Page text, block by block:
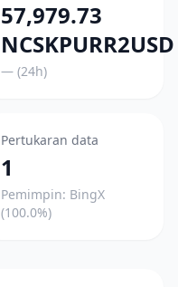
57,979.73
NCSKPURR2USD
— (24h)
Pertukaran data
1
Pemimpin: BingX
(100.0%)